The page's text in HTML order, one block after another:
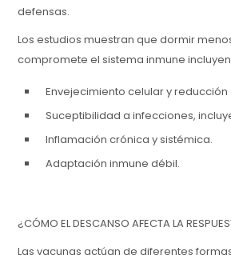
defensas.
Los estudios muestran que dormir
compromete el sistema inmune
Envejecimiento celular y
Suceptibilidad a infecciones,
Inflamación crónica y sistémica.
Adaptación inmune débil.
¿CÓMO EL DESCANSO AFECTA LA
Las vacunas actúan de diferentes